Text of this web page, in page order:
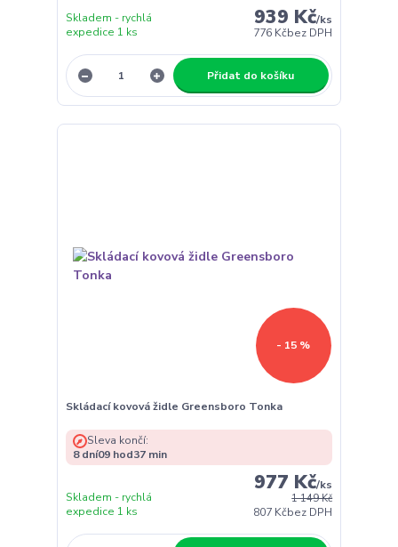
939 Kč/ks
776 Kčbez DPH
Skladem - rychlá
expedice 1 ks
Přidat do košíku
- 15 %
Skládací kovová židle Greensboro Tonka
1 149 Kč
977 Kč/ks
807 Kčbez DPH
Skladem - rychlá
expedice 1 ks
Sleva končí:
8 dní09 hod37 min